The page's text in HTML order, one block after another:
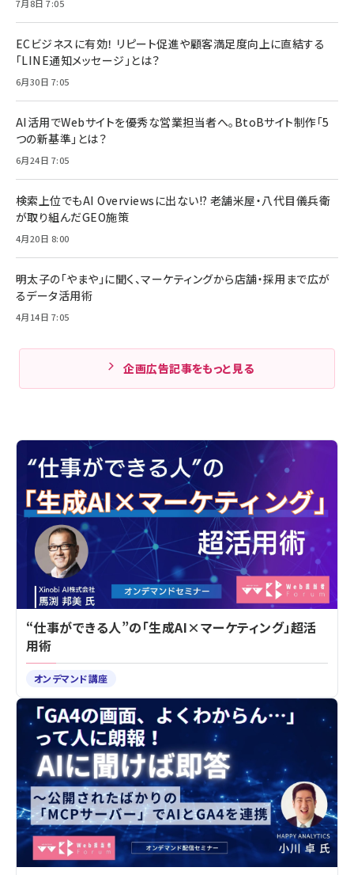
7月8日 7:05
ECビジネスに有効！ リピート促進や顧客満足度向上に直結する
「LINE通知メッセージ」とは？
6月30日 7:05
AI活用でWebサイトを優秀な営業担当者へ。BtoBサイト制作「5
つの新基準」とは？
6月24日 7:05
検索上位でもAI Overviewsに出ない!? 老舗米屋・八代目儀兵衛
が取り組んだGEO施策
4月20日 8:00
明太子の「やまや」に聞く、マーケティングから店舗・採用まで広が
るデータ活用術
4月14日 7:05
企画広告記事をもっと見る
“仕事ができる人”の「生成AI×マーケティング」超活
用術
オンデマンド講座